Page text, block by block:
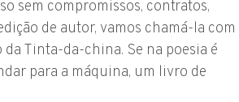
sem compromissos, contratos,
de autor, vamos chamá-la com
Tinta-da-china. Se na poesia é
para a máquina, um livro de